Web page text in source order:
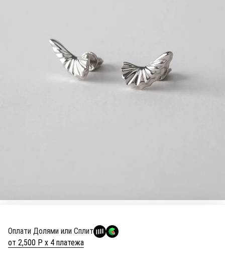
Оплати Долями или Сплит
от 2,500 Р х 4 платежа